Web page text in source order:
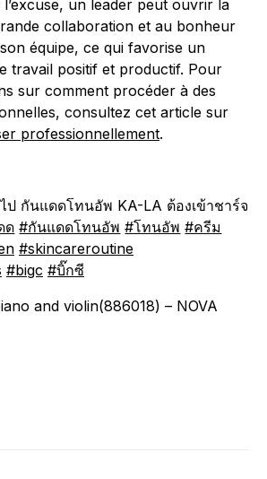
l’excuse, un leader peut ouvrir la
collaboration et au bonheur
équipe, ce qui favorise un
travail positif et productif. Pour
sur comment procéder à des
consultez cet article sur
professionnellement.
ป กันแดดโทนอัพ KA-LA ต้องเข้าชาร์จ
ด #กันแดดโทนอัพ #โทนอัพ #ครีม
#skincareroutine
#bigc #บิ๊กซี
and violin(886018) – NOVA